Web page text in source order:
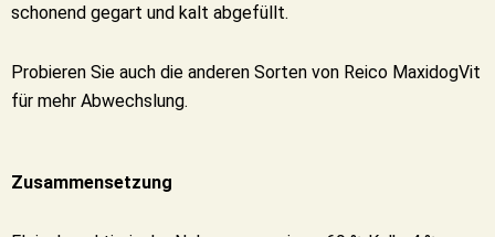
schonend gegart und kalt abgefüllt.
Probieren Sie auch die anderen Sorten von Reico MaxidogVit
für mehr Abwechslung.
Zusammensetzung